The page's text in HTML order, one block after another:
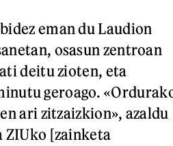
eman du Laudion
osasun zentroan
deitu zioten, eta
geroago.
ari zitzaizkion», azaldu
ZIUko [zainketa